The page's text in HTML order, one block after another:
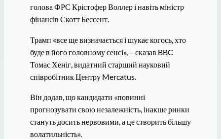
голова ФРС Крістофер Воллер і навіть міністр
фінансів Скотт Бессент.
Трамп «все ще визначається і шукає когось, хто
буде в його головному сенсі», – сказав BBC
Томас Хеніг, видатний старший науковий
співробітник Центру Mercatus.
Він додав, що кандидати «повинні
прогнозувати свою незалежність, інакше ринки
стануть досить нервовими, а це створить більшу
волатильність».